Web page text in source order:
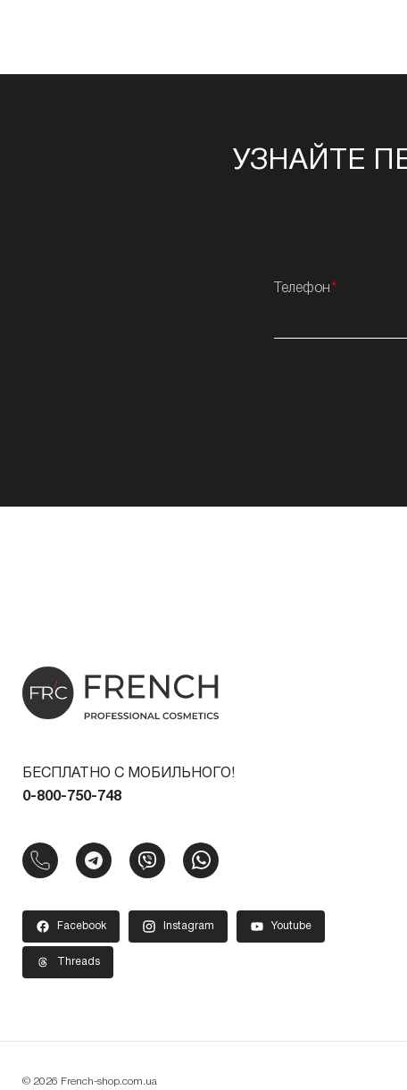
УЗНАЙТЕ
Телефон
БЕСПЛАТНО С МОБИЛЬНОГО!
0-800-750-748
Facebook Instagram Youtube
Threads
© 2026 French-shop.com.ua